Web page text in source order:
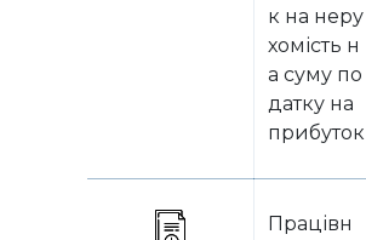
к на неру
хомість н
а суму по
датку на
прибуток
Працівн